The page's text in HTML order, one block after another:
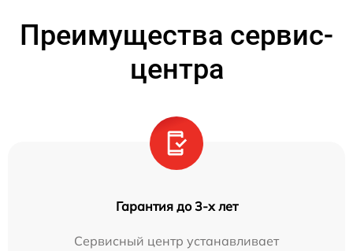
Преимущества сервис-
центра
Гарантия до 3-х лет
Сервисный центр устанавливает